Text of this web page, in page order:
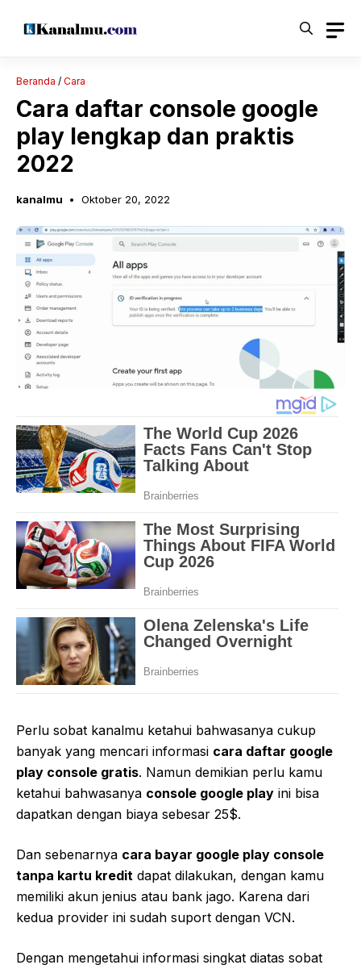
Beranda / Cara
Cara daftar console google
play lengkap dan praktis
2022
kanalmu Oktober 20, 2022
Perlu sobat kanalmu ketahui bahwasanya cukup
banyak yang mencari informasi cara daftar google
play console gratis. Namun demikian perlu kamu
ketahui bahwasanya console google play ini bisa
dapatkan dengan biaya sebesar 25$.
Dan sebenarnya cara bayar google play console
tanpa kartu kredit dapat dilakukan, dengan kamu
memiliki akun jenius atau bank jago. Karena dari
kedua provider ini sudah suport dengan VCN.
Dengan mengetahui informasi singkat diatas sobat